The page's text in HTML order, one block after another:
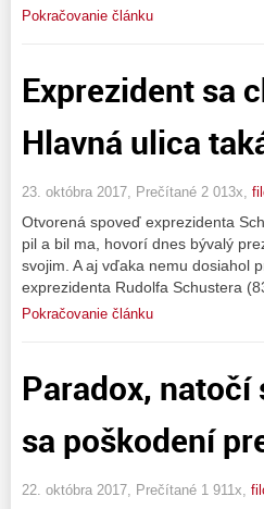
Pokračovanie článku
Exprezident sa
Hlavná ulica
23. októbra 2017, Prečítané 2 013x,
Otvorená spoveď exprezidenta
pil a bil ma, hovorí dnes bývalý
svojim. A aj vďaka nemu dosiahol
exprezidenta Rudolfa Schustera
Pokračovanie článku
Paradox,
sa poškodení
22. októbra 2017, Prečítané 1 911x,